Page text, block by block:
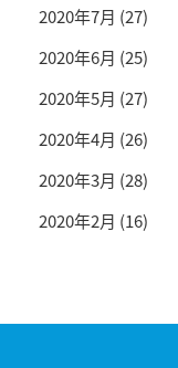
2020年7月 (27)
2020年6月 (25)
2020年5月 (27)
2020年4月 (26)
2020年3月 (28)
2020年2月 (16)